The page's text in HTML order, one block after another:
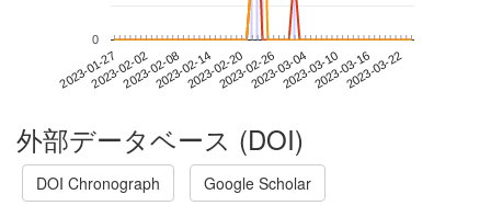
2023-01-272023-02-022023-02-082023-02-142023-02-202023-02-262023-03-042023-03-102023-03-162023-03-22
0
外部データベース (DOI)
DOI Chronograph Google Scholar